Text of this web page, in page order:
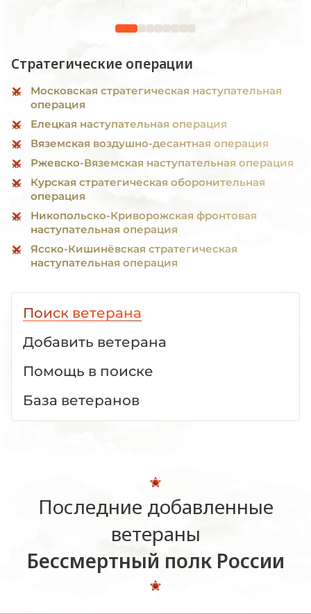
Стратегические операции
Московская стратегическая наступательная
операция
Елецкая наступательная операция
Вяземская воздушно-десантная операция
Ржевско-Вяземская наступательная операция
Курская стратегическая оборонительная
операция
Никопольско-Криворожская фронтовая
наступательная операция
Ясско-Кишинёвская стратегическая
наступательная операция
Поиск ветерана
Добавить ветерана
Помощь в поиске
База ветеранов
Последние добавленные
ветераны
Бессмертный полк России